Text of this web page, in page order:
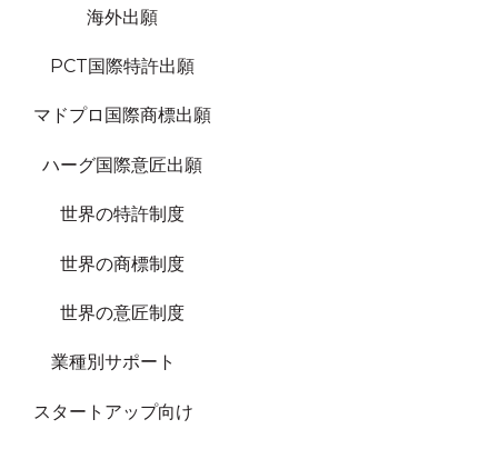
海外出願
PCT国際特許出願
マドプロ国際商標出願
ハーグ国際意匠出願
世界の特許制度
世界の商標制度
世界の意匠制度
業種別サポート
スタートアップ向け